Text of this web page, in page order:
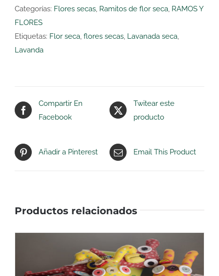
Categorías: Flores secas Ramitos de flor seca RAMOS Y
FLORES
Etiquetas: Flor seca flores secas Lavanada seca
Lavanda
Compartir En
Facebook
Twitear este
producto
Añadir a Pinterest Email This Product
Productos relacionados